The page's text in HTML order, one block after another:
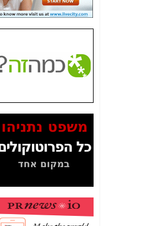
האם השר איוב קרא
היה צריך בכלל לחתום
על האישור, שנתן
האם ביבי וקרא קבלו
בכלל תמורה עבור
המסמכים בנושא בזק-
Yes (תיק 4000)
מוכיחים "תפירת תיק"
לאיש הלא נכון! -כאן
עובדות ומסמכים
האם ביבי כשר
תקשורת עזר לקב'
בזק? -כאן